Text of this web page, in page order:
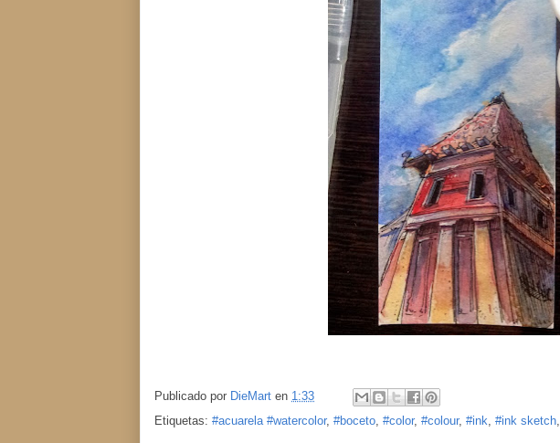
Publicado por DieMart en 1:33
Etiquetas: #acuarela #watercolor, #boceto, #color, #colour, #ink, #ink sketch,